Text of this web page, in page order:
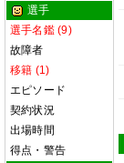
選手
選手名鑑 (9)
故障者
移籍 (1)
エピソード
契約状況
出場時間
得点・警告